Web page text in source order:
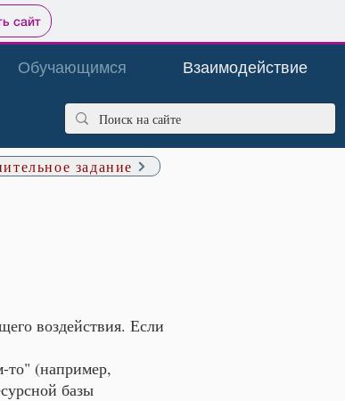
сайт
Обучающимся Взаимодействие
задание
воздействия. Если
то" (например,
базы